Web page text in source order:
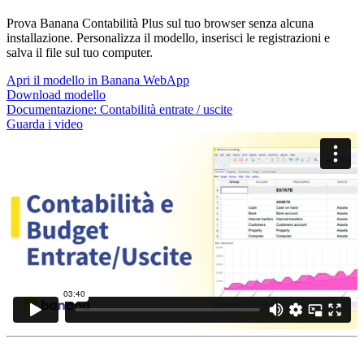
Prova Banana Contabilità Plus sul tuo browser senza alcuna
installazione. Personalizza il modello, inserisci le registrazioni e
salva il file sul tuo computer.
Apri il modello in Banana WebApp
Download modello
Documentazione: Contabilità entrate / uscite
Guarda i video